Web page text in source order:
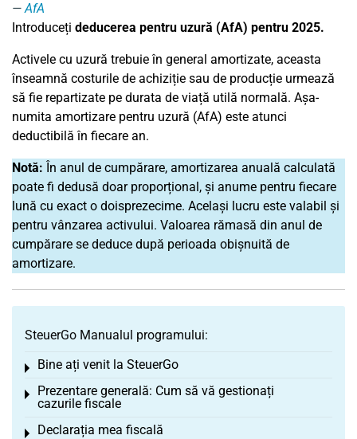
AfA
Introduceți deducerea pentru uzură (AfA) pentru 2025.
Activele cu uzură trebuie în general amortizate, aceasta
înseamnă costurile de achiziție sau de producție urmează
să fie repartizate pe durata de viață utilă normală. Așa-
numita amortizare pentru uzură (AfA) este atunci
deductibilă în fiecare an.
Notă: În anul de cumpărare, amortizarea anuală calculată
poate fi dedusă doar proporțional, și anume pentru fiecare
lună cu exact o doisprezecime. Același lucru este valabil și
pentru vânzarea activului. Valoarea rămasă din anul de
cumpărare se deduce după perioada obișnuită de
amortizare.
SteuerGo Manualul programului:
Bine ați venit la SteuerGo
Toggle menu
Prezentare generală: Cum să vă gestionați
cazurile fiscale
Toggle menu
Declarația mea fiscală
Toggle menu